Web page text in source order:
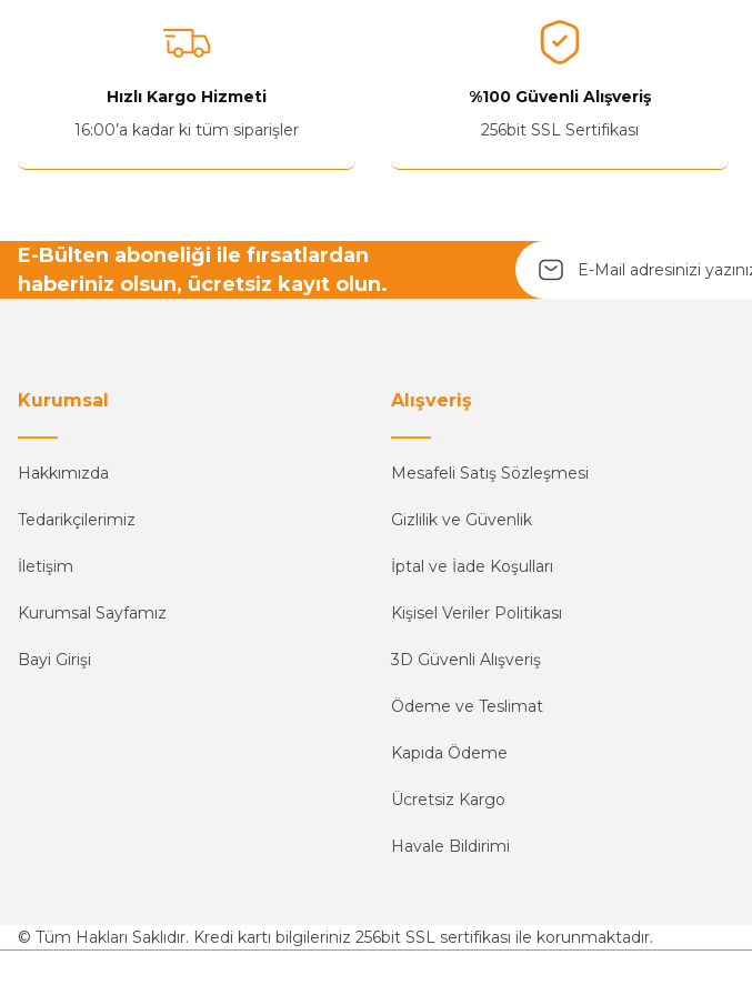
Hızlı Kargo Hizmeti
16:00’a kadar ki tüm siparişler
%100 Güvenli Alışveriş
256bit SSL Sertifikası
E-Bülten aboneliği ile fırsatlardan
haberiniz olsun, ücretsiz kayıt olun.
Kurumsal
Hakkımızda
Tedarikçilerimiz
İletişim
Kurumsal Sayfamız
Bayi Girişi
Alışveriş
Mesafeli Satış Sözleşmesi
Gizlilik ve Güvenlik
İptal ve İade Koşulları
Kişisel Veriler Politikası
3D Güvenli Alışveriş
Ödeme ve Teslimat
Kapıda Ödeme
Ücretsiz Kargo
Havale Bildirimi
© Tüm Hakları Saklıdır. Kredi kartı bilgileriniz 256bit SSL sertifikası ile korunmaktadır.